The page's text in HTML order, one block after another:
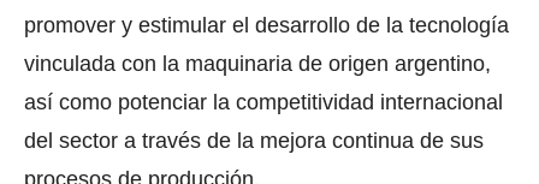
promover y estimular el desarrollo de la tecnología
vinculada con la maquinaria de origen argentino,
así como potenciar la competitividad internacional
del sector a través de la mejora continua de sus
procesos de producción.